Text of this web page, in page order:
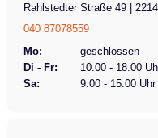
Rahlstedter Straße 49 |
040 87078559
Mo:
geschlossen
Di - Fr:
10.00 - 18.00
Sa:
9.00 - 15.00 Uhr